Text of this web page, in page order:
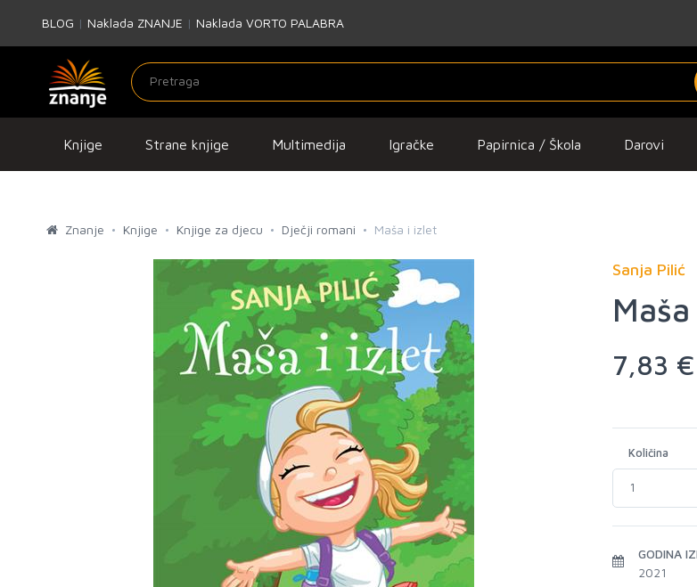
BLOG | Naklada ZNANJE | Naklada VORTO PALABRA
Knjige Strane knjige Multimedija Igračke Papirnica / Škola Darovi
Znanje Knjige Knjige za djecu Dječji romani Maša i izlet
Sanja Pilić
7,83 €
Količina
GODINA
2021